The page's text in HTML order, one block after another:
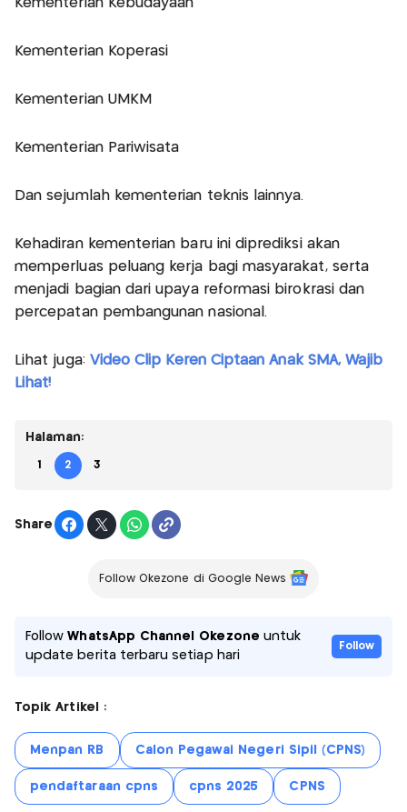
Kementerian Kebudayaan
Kementerian Koperasi
Kementerian UMKM
Kementerian Pariwisata
Dan sejumlah kementerian teknis lainnya.
Kehadiran kementerian baru ini diprediksi akan
memperluas peluang kerja bagi masyarakat, serta
menjadi bagian dari upaya reformasi birokrasi dan
percepatan pembangunan nasional.
Lihat juga: Video Clip Keren Ciptaan Anak SMA, Wajib
Lihat!
Halaman:
1 2 3
Share
Follow Okezone di Google News
FollowWhatsApp Channel Okezone untuk
update berita terbaru setiap hari
Follow
Topik Artikel :
Menpan RB Calon Pegawai Negeri Sipil (CPNS)
pendaftaraan cpns cpns 2025 CPNS